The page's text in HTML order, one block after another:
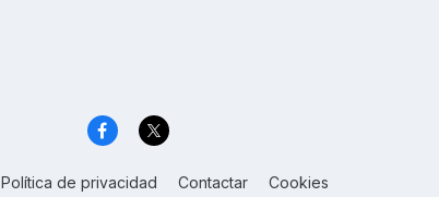
Política de privacidad Contactar Cookies